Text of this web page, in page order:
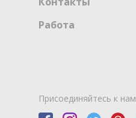
Работа
Присоединяйтесь к нам